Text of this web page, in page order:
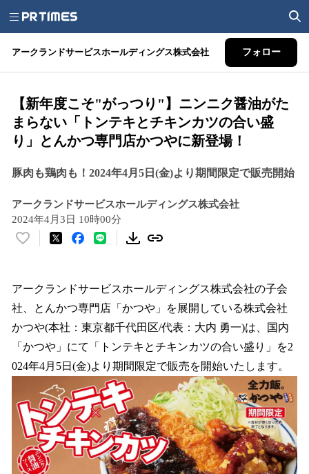
アークランドサービスホールディングス株式会社 フォロー
【新年度こそ"がっつり"】ニンニク醤油がた
まらない「トンテキとチキンカツの合い盛
り」とんかつ専門店かつやに新登場！
豚肉も鶏肉も！2024年4月5日(金)より期間限定で販売開始
アークランドサービスホールディングス株式会社
2024年4月3日 10時00分
い
！
を
読
み
込
み
で
す
アークランドサービスホールディングス株式会社の⼦会
社、とんかつ専⾨店「かつや」を展開している株式会社
かつや(本社：東京都千代⽥区/代表：⼤内 勇⼀)は、国内
「かつや」にて「トンテキとチキンカツの合い盛り」を2
024年4月5日(金)より期間限定で販売を開始いたします。